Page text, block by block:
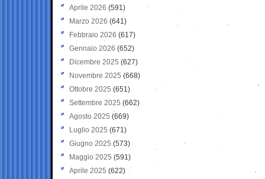
Aprile 2026 (591)
Marzo 2026 (641)
Febbraio 2026 (617)
Gennaio 2026 (652)
Dicembre 2025 (627)
Novembre 2025 (668)
Ottobre 2025 (651)
Settembre 2025 (662)
Agosto 2025 (669)
Luglio 2025 (671)
Giugno 2025 (573)
Maggio 2025 (591)
Aprile 2025 (622)